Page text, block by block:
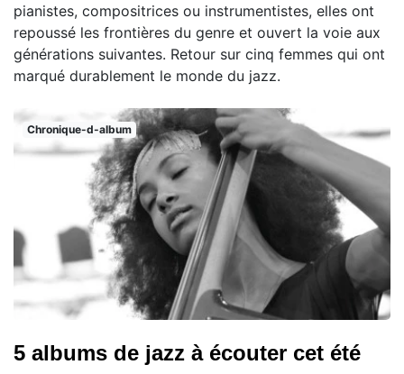
pianistes, compositrices ou instrumentistes, elles ont
repoussé les frontières du genre et ouvert la voie aux
générations suivantes. Retour sur cinq femmes qui ont
marqué durablement le monde du jazz.
Chronique-d-album
5 albums de jazz à écouter cet été